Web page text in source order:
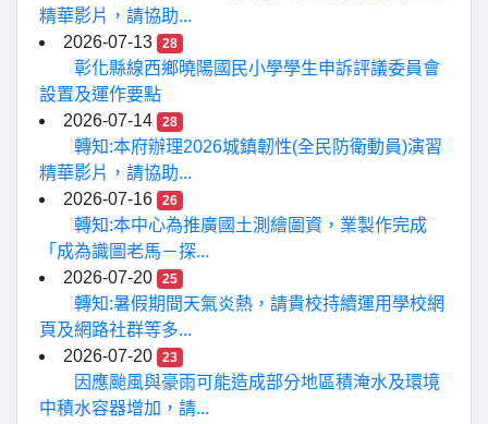
精華影片，請協助...
2026-07-13
28
彰化縣線西鄉曉陽國民小學學生申訴評議委員會
設置及運作要點
2026-07-14
28
轉知:本府辦理2026城鎮韌性(全民防衛動員)演習
精華影片，請協助...
2026-07-16
26
轉知:本中心為推廣國土測繪圖資，業製作完成
「成為識圖老馬－探...
2026-07-20
25
轉知:暑假期間天氣炎熱，請貴校持續運用學校網
頁及網路社群等多...
2026-07-20
23
因應颱風與豪雨可能造成部分地區積淹水及環境
中積水容器增加，請...